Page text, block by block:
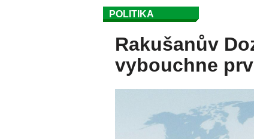
POLITIKA
Rakušanův
vybouchne